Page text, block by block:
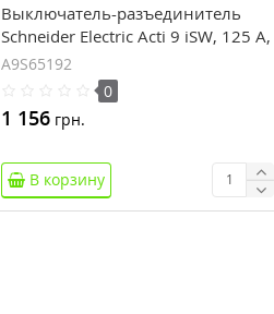
Выключатель-разъединитель
Schneider Electric Acti 9 iSW, 125 А,
1 полюс, 250В пер.тока
A9S65192
0
1 156грн.
В корзину